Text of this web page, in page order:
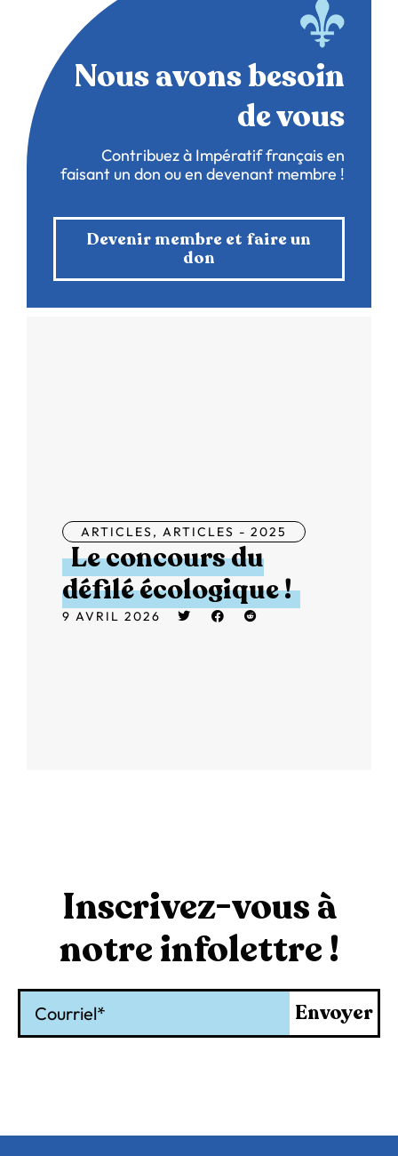
Nous avons besoin
de vous
Contribuez à Impératif français en
faisant un don ou en devenant membre !
Devenir membre et faire un
don
ARTICLES, ARTICLES - 2025
Le concours du
défilé écologique !
9 AVRIL 2026
Inscrivez-vous à
notre infolettre !
Envoyer